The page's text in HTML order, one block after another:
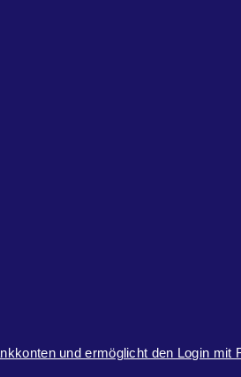
und ermöglicht den Login mit